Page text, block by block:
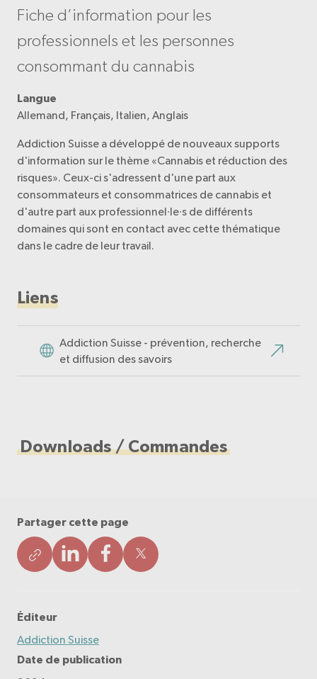
Fiche d’information pour les
professionnels et les personnes
consommant du cannabis
Langue
Allemand, Français, Italien, Anglais
Addiction Suisse a développé de nouveaux supports
d'information sur le thème «Cannabis et réduction des
risques». Ceux-ci s'adressent d'une part aux
consommateurs et consommatrices de cannabis et
d'autre part aux professionnel∙le∙s de différents
domaines qui sont en contact avec cette thématique
dans le cadre de leur travail.
Liens
Addiction Suisse - prévention, recherche
et diffusion des savoirs
Downloads / Commandes
Partager cette page
Éditeur
Addiction Suisse
Date de publication